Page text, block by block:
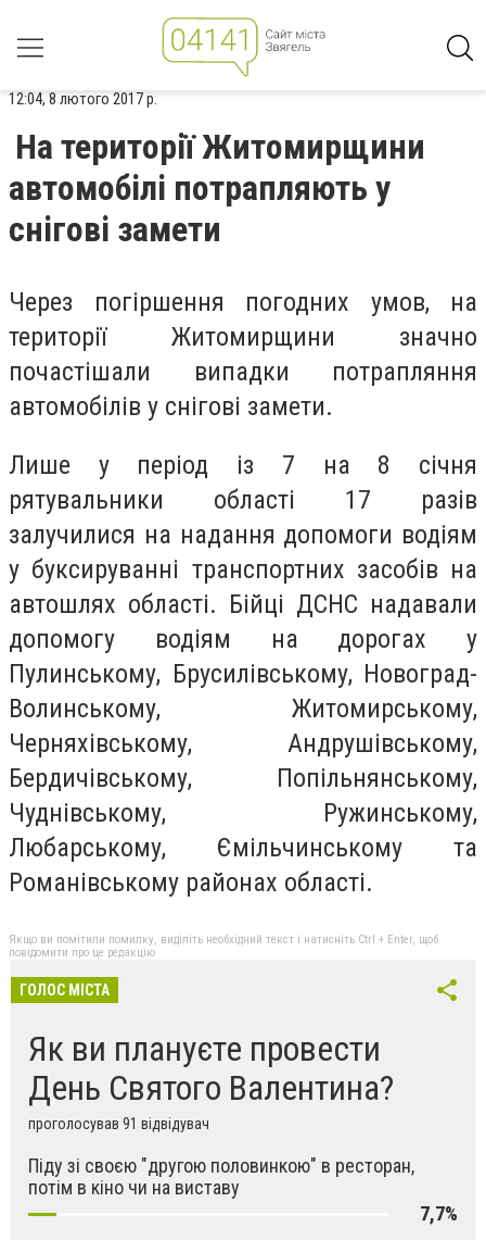
12:04, 8 лютого 2017 р.
На території Житомирщини
автомобілі потрапляють у
снігові замети
Через погіршення погодних умов, на
території Житомирщини значно
почастішали випадки потрапляння
автомобілів у снігові замети.
Лише у період із 7 на 8 січня
рятувальники області 17 разів
залучилися на надання допомоги водіям
у буксируванні транспортних засобів на
автошлях області. Бійці ДСНС надавали
допомогу водіям на дорогах у
Пулинському, Брусилівському, Новоград-
Волинському, Житомирському,
Черняхівському, Андрушівському,
Бердичівському, Попільнянському,
Чуднівському, Ружинському,
Любарському, Ємільчинському та
Романівському районах області.
Якщо ви помітили помилку, виділіть необхідний текст і натисніть Ctrl + Enter, щоб
повідомити про це редакцію
ГОЛОС МІСТА
Як ви плануєте провести
День Святого Валентина?
проголосував 91 відвідувач
Піду зі своєю "другою половинкою" в ресторан,
потім в кіно чи на виставу
7,7%